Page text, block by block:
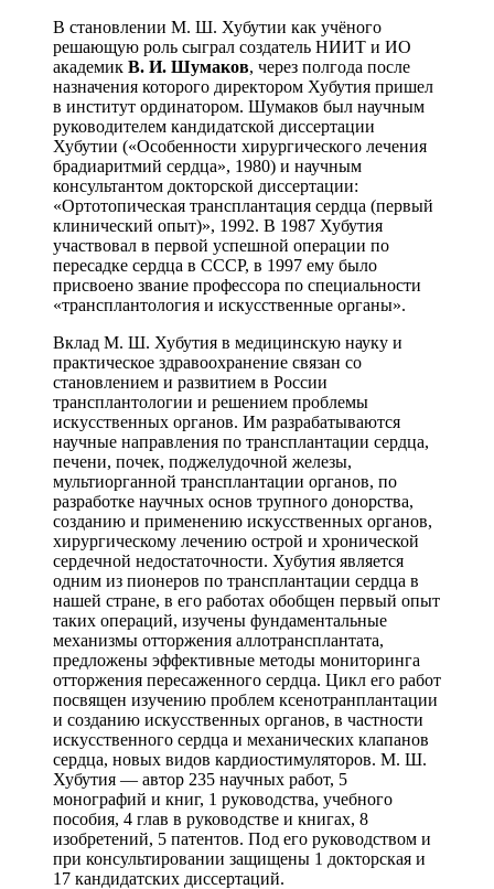
В становлении М. Ш. Хубутии как учёного
решающую роль сыграл создатель НИИТ и ИО
академик В. И. Шумаков, через полгода после
назначения которого директором Хубутия пришел
в институт ординатором. Шумаков был научным
руководителем кандидатской диссертации
Хубутии («Особенности хирургического лечения
брадиаритмий сердца», 1980) и научным
консультантом докторской диссертации:
«Ортотопическая трансплантация сердца (первый
клинический опыт)», 1992. В 1987 Хубутия
участвовал в первой успешной операции по
пересадке сердца в СССР, в 1997 ему было
присвоено звание профессора по специальности
«трансплантология и искусственные органы».
Вклад М. Ш. Хубутия в медицинскую науку и
практическое здравоохранение связан со
становлением и развитием в России
трансплантологии и решением проблемы
искусственных органов. Им разрабатываются
научные направления по трансплантации сердца,
печени, почек, поджелудочной железы,
мультиорганной трансплантации органов, по
разработке научных основ трупного донорства,
созданию и применению искусственных органов,
хирургическому лечению острой и хронической
сердечной недостаточности. Хубутия является
одним из пионеров по трансплантации сердца в
нашей стране, в его работах обобщен первый опыт
таких операций, изучены фундаментальные
механизмы отторжения аллотрансплантата,
предложены эффективные методы мониторинга
отторжения пересаженного сердца. Цикл его работ
посвящен изучению проблем ксенотранплантации
и созданию искусственных органов, в частности
искусственного сердца и механических клапанов
сердца, новых видов кардиостимуляторов. М. Ш.
Хубутия — автор 235 научных работ, 5
монографий и книг, 1 руководства, учебного
пособия, 4 глав в руководстве и книгах, 8
изобретений, 5 патентов. Под его руководством и
при консультировании защищены 1 докторская и
17 кандидатских диссертаций.